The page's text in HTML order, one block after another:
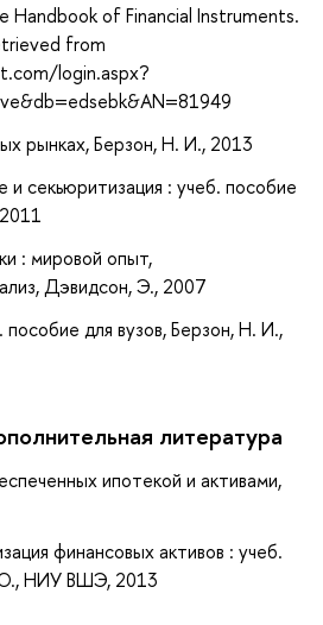
Handbook of Financial Instruments.
from
login.aspx?
рынках, Берзон, Н. И., 2013
и секьюритизация : учеб. пособие
: мировой опыт,
Дэвидсон, Э., 2007
для вузов, Берзон, Н. И.,
литература
ипотекой и активами,
финансовых активов : учеб.
НИУ ВШЭ, 2013